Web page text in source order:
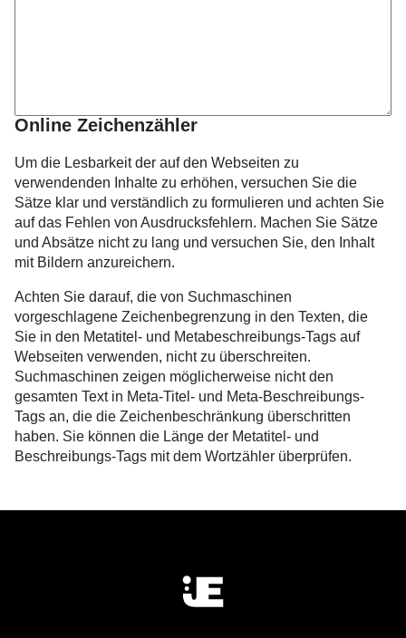
Online Zeichenzähler
Um die Lesbarkeit der auf den Webseiten zu
verwendenden Inhalte zu erhöhen, versuchen Sie die
Sätze klar und verständlich zu formulieren und achten Sie
auf das Fehlen von Ausdrucksfehlern. Machen Sie Sätze
und Absätze nicht zu lang und versuchen Sie, den Inhalt
mit Bildern anzureichern.
Achten Sie darauf, die von Suchmaschinen
vorgeschlagene Zeichenbegrenzung in den Texten, die
Sie in den Metatitel- und Metabeschreibungs-Tags auf
Webseiten verwenden, nicht zu überschreiten.
Suchmaschinen zeigen möglicherweise nicht den
gesamten Text in Meta-Titel- und Meta-Beschreibungs-
Tags an, die die Zeichenbeschränkung überschritten
haben. Sie können die Länge der Metatitel- und
Beschreibungs-Tags mit dem Wortzähler überprüfen.